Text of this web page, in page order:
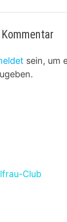
sein, um
Club